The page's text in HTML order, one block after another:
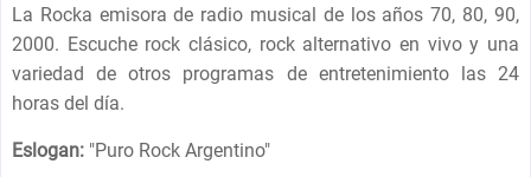
La Rocka emisora ​​de radio musical de los años 70, 80, 90,
2000. Escuche rock clásico, rock alternativo en vivo y una
variedad de otros programas de entretenimiento las 24
horas del día.
Eslogan: "Puro Rock Argentino"